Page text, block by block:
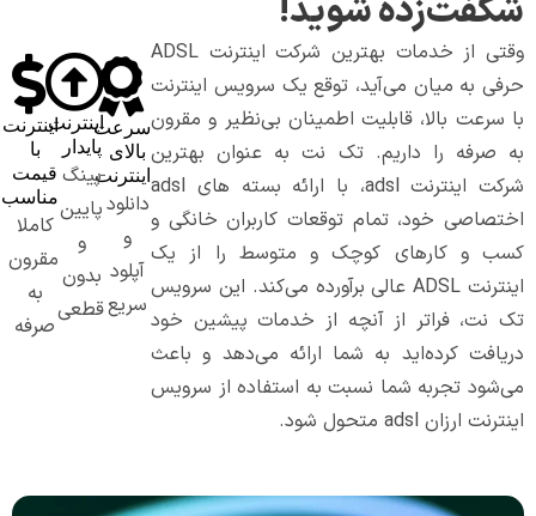
شگفت‌زده شوید!
وقتی از خدمات بهترین شرکت اینترنت ADSL
حرفی به میان می‌آید، توقع یک سرویس اینترنت
با سرعت بالا، قابلیت اطمینان بی‌نظیر و مقرون
به صرفه را داریم. تک نت به عنوان بهترین
شرکت اینترنت adsl، با ارائه بسته های adsl
اختصاصی خود، تمام توقعات کاربران خانگی و
کسب و کار‌های کوچک و متوسط را از یک
اینترنت ADSL عالی برآورده می‌کند. این سرویس
تک نت، فراتر از آنچه از خدمات پیشین خود
دریافت کرده‌اید به شما ارائه می‌دهد و باعث
می‌شود تجربه شما نسبت به استفاده از سرویس
اینترنت ارزان adsl متحول شود.
سرعت
بالای
اینترنت
دانلود
و
آپلود
سریع
اینترنت
پایدار
پینگ
پایین
و
بدون
قطعی
اینترنت
با
قیمت
مناسب
کاملا
مقرون
به
صرفه